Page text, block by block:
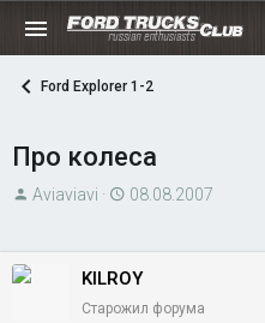
Ford Explorer 1-2
Про колеса
А
Aviaviavi
Д
а
08.08.2007
KILROY
Старожил форума